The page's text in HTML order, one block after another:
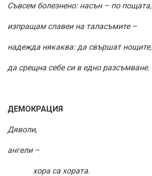
Съвсем болезнено: насън – по пощата,
изпращам славеи на таласъмите –
надежда някаква: да свършат нощите,
да срещна себе си в едно разсъмване.
ДЕМОКРАЦИЯ
Дяволи,
ангели –
хора са хората.